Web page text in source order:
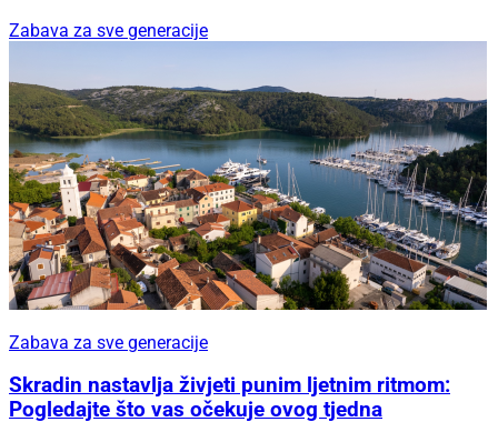
Zabava za sve generacije
Zabava za sve generacije
Skradin nastavlja živjeti punim ljetnim ritmom:
Pogledajte što vas očekuje ovog tjedna